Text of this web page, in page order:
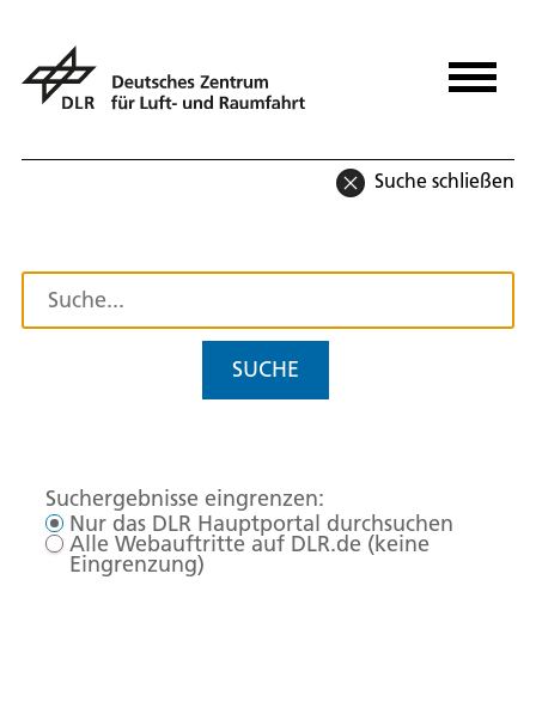
Suche schließen
SUCHE
Suchergebnisse eingrenzen:
Nur das DLR Hauptportal durchsuchen
Alle Webauftritte auf DLR.de (keine
Eingrenzung)